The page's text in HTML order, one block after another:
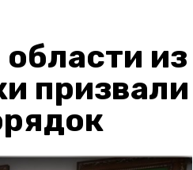
из
призвали